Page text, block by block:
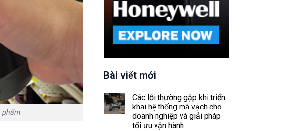
phẩm
Bài viết mới
Các lỗi thường gặp khi triển
khai hệ thống mã vạch cho
doanh nghiệp và giải pháp
tối ưu vận hành